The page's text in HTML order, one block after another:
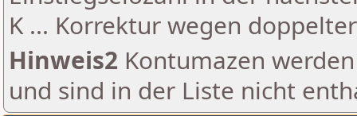
K ... Korrektur wegen
Hinweis2 Kontumazen
und sind in der Liste nicht